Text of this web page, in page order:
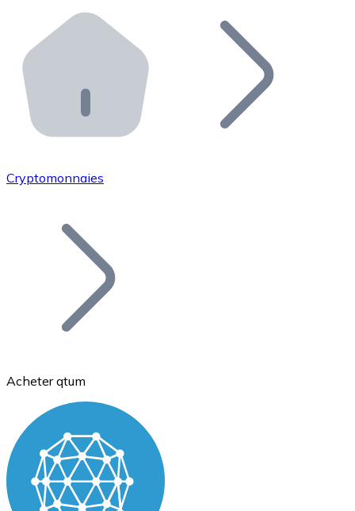
Distributeurs automatiques Bitnovo
Intégrez un ATM Bitnovo dans votre entreprise et
API Bitnovo
Intégrez notre API dans votre écosystème.
Rejoignez notre réseau de distributeurs et
Ajoutez le token de votre projet à notre service
Bitcoin
BTC
Cryptomonnaies
Acheter qtum